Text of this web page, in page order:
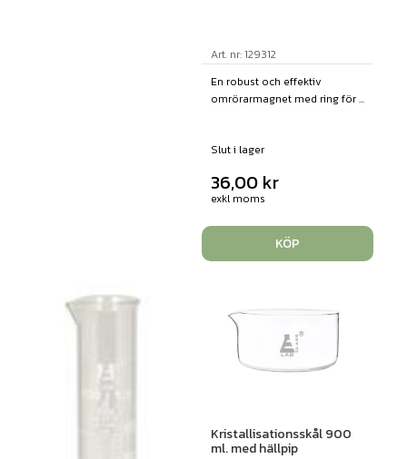
Art. nr: 129312
En robust och effektiv
omrörarmagnet med ring för ...
Slut i lager
36,00 kr
exkl moms
KÖP
Kristallisationsskål 900
ml. med hällpip